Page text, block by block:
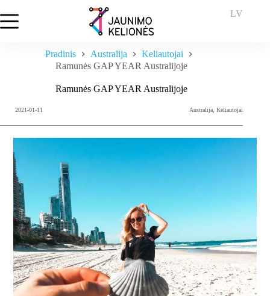
to
content
LV
Pradinis Australija
Keliautojai
Ramunės GAP YEAR Australijoje
Ramunės GAP YEAR Australijoje
2021-01-11 Australija ,Keliautojai